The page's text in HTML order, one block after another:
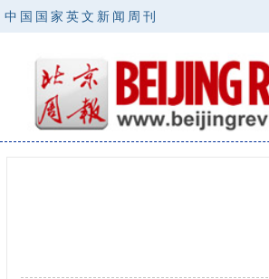
中国国家英文新闻周刊